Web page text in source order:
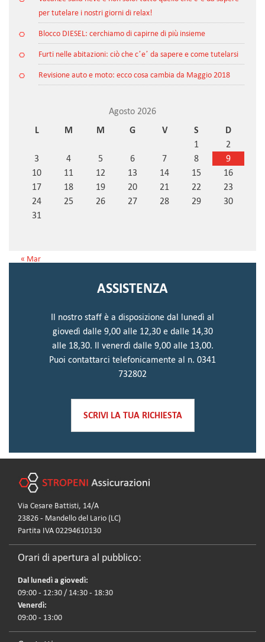
per tutelare i nostri giorni di relax!
Blocco DIESEL: cerchiamo di capirne di più insieme
Furti nelle abitazioni: ciò che c’e’ da sapere e come tutelarsi
Revisione auto e moto: ecco cosa cambia da Maggio 2018
Agosto 2026
L
M M G V S
D
1
2
3
4 5 6 7 8
9
10
11 12 13 14 15
16
17
18 19 20 21 22
23
24
25 26 27 28 29
30
31
« Mar
ASSISTENZA
Il nostro staff è a disposizione dal lunedì al
giovedì dalle 9,00 alle 12,30 e dalle 14,30
alle 18,30. Il venerdì dalle 9,00 alle 13,00.
Puoi contattarci telefonicamente al n. 0341
732802
SCRIVI LA TUA RICHIESTA
Via Cesare Battisti, 14/A
23826 - Mandello del Lario (LC)
Partita IVA 02294610130
Orari di apertura al pubblico:
Dal lunedì a giovedì:
09:00 - 12:30 / 14:30 - 18:30
Venerdì:
09:00 - 13:00